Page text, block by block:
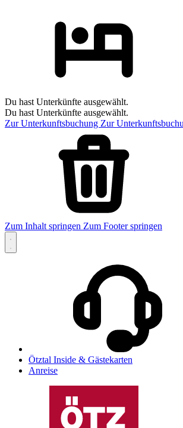
Du hast Unterkünfte ausgewählt.
Du hast Unterkünfte ausgewählt.
Zur Unterkunftsbuchung Zur
Zum Inhalt springen Zum Footer springen
Ötztal Inside & Gästekarten
Anreise